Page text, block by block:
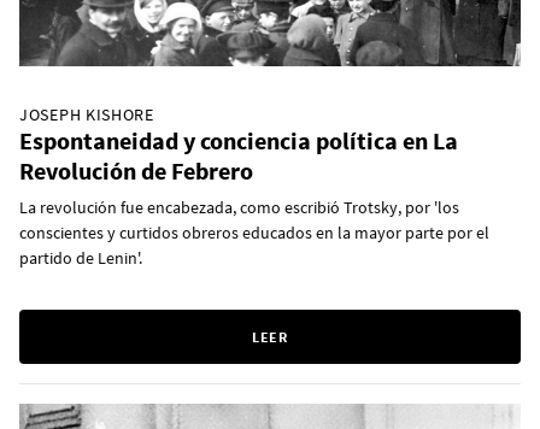
JOSEPH KISHORE
Espontaneidad y conciencia política en La
Revolución de Febrero
La revolución fue encabezada, como escribió Trotsky, por 'los
conscientes y curtidos obreros educados en la mayor parte por el
partido de Lenin'.
LEER